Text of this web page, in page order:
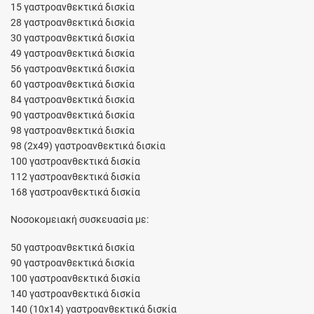
15 γαστροανθεκτικά δισκία
28 γαστροανθεκτικά δισκία
30 γαστροανθεκτικά δισκία
49 γαστροανθεκτικά δισκία
56 γαστροανθεκτικά δισκία
60 γαστροανθεκτικά δισκία
84 γαστροανθεκτικά δισκία
90 γαστροανθεκτικά δισκία
98 γαστροανθεκτικά δισκία
98 (2x49) γαστροανθεκτικά δισκία
100 γαστροανθεκτικά δισκία
112 γαστροανθεκτικά δισκία
168 γαστροανθεκτικά δισκία
Νοσοκομειακή συσκευασία με:
50 γαστροανθεκτικά δισκία
90 γαστροανθεκτικά δισκία
100 γαστροανθεκτικά δισκία
140 γαστροανθεκτικά δισκία
140 (10x14) γαστροανθεκτικά δισκία